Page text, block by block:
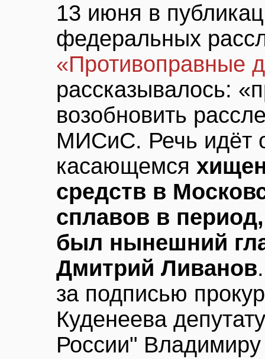
13 июня в
федеральных
«Противоправные
рассказывалось:
возобновить
МИСиС. Речь идёт
касающемся
средств в
сплавов в
был нынешний
Дмитрий Ливанов
за подписью
Куденеева
России"